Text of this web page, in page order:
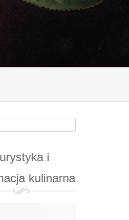
i
kulinarna